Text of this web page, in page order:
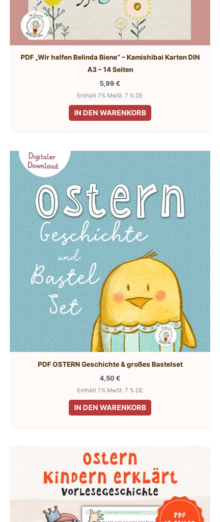
PDF „Wir helfen Belinda Biene“ – Kamishibai Karten DIN
A3 – 14 Seiten
5,99 €
Enthält 7% MwSt. 7 % DE
IN DEN WARENKORB
PDF OSTERN Geschichte & großes Bastelset
4,50€
Enthält 7% MwSt. 7 % DE
IN DEN WARENKORB